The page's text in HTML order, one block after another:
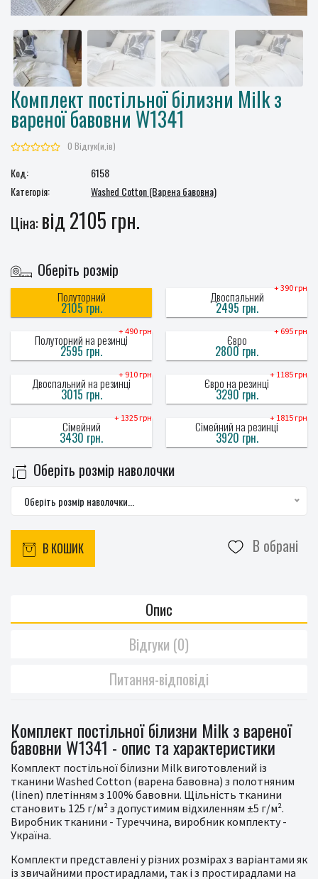
Комплект постільної білизни Milk з
вареної бавовни W1341
0 Відгук(и,ів)
Код:
6158
Категорія:
Washed Cotton (Варена бавовна)
Ціна: від 2105 грн.
Оберіть розмір
Полуторний
2105 грн.
+ 390 грн
Двоспальний
2495 грн.
+ 490 грн
Полуторний на резинці
2595 грн.
+ 695 грн
Євро
2800 грн.
+ 910 грн
Двоспальний на резинці
3015 грн.
+ 1185 грн
Євро на резинці
3290 грн.
+ 1325 грн
Сімейний
3430 грн.
+ 1815 грн
Сімейний на резинці
3920 грн.
Оберіть розмір наволочки
Оберіть розмір наволочки...
В КОШИК В обрані
Опис
Відгуки (0)
Питання-відповіді
Комплект постільної білизни Milk з вареної
бавовни W1341 - опис та характеристики
Комплект постільної білизни Milk виготовлений із
тканини Washed Cotton (варена бавовна) з полотняним
(linen) плетінням з 100% бавовни. Щільність тканини
становить 125 г/м² з допустимим відхиленням ±5 г/м².
Виробник тканини - Туреччина, виробник комплекту -
Україна.
Комплекти представлені у різних розмірах з варіантами як
із звичайними простирадлами, так і з простирадлами на